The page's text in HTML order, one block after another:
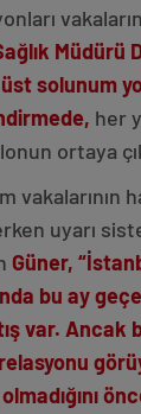
Müdürü
solunum
her
ortaya
uyarı
Güner,
bu ay
var. Ancak